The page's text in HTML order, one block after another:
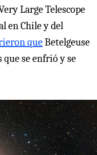
Large Telescope
en Chile y del
queBetelgeuse
que se enfrió y se